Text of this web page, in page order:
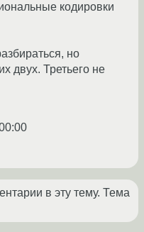
кодировки
но
двух. Третьего не
в эту тему. Тема